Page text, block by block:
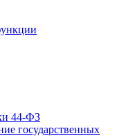
44-ФЗ
государственных